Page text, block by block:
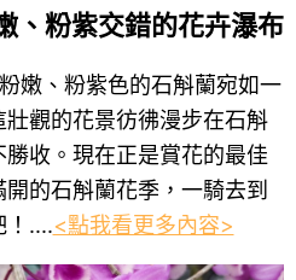
粉紫交錯的花卉瀑布
嫩、粉紫色的石斛蘭宛如一
觀的花景彷彿漫步在石斛
收。現在正是賞花的最佳
的石斛蘭花季，一騎去到
！....<點我看更多內容>